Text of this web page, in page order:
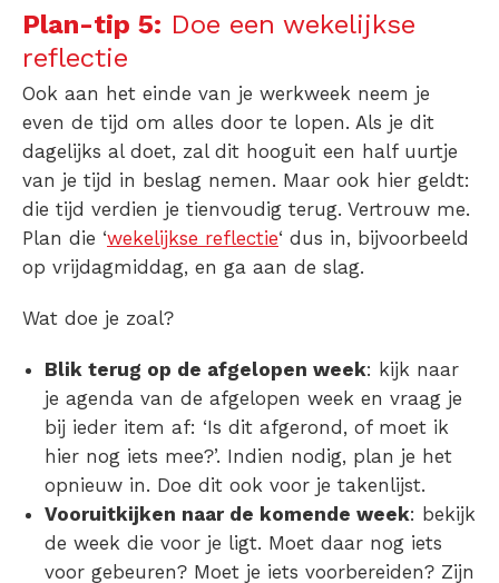
Plan-tip 5: Doe een wekelijkse
reflectie
Ook aan het einde van je werkweek neem je
even de tijd om alles door te lopen. Als je dit
dagelijks al doet, zal dit hooguit een half uurtje
van je tijd in beslag nemen. Maar ook hier geldt:
die tijd verdien je tienvoudig terug. Vertrouw me.
Plan die ‘wekelijkse reflectie‘ dus in, bijvoorbeeld
op vrijdagmiddag, en ga aan de slag.
Wat doe je zoal?
Blik terug op de afgelopen week: kijk naar
je agenda van de afgelopen week en vraag je
bij ieder item af: ‘Is dit afgerond, of moet ik
hier nog iets mee?’. Indien nodig, plan je het
opnieuw in. Doe dit ook voor je takenlijst.
Vooruitkijken naar de komende week: bekijk
de week die voor je ligt. Moet daar nog iets
voor gebeuren? Moet je iets voorbereiden? Zijn